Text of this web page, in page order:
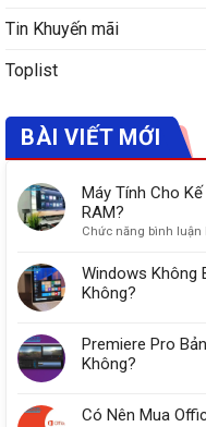
Tin Khuyến mãi
Toplist
BÀI VIẾT MỚI
Máy Tính Cho
RAM?
Chức năng bình luận
Windows Không
Không?
Premiere Pro
Không?
Có Nên Mua